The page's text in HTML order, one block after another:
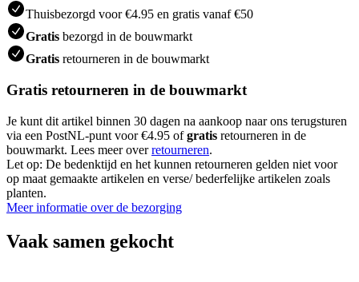
Thuisbezorgd voor €4.95 en gratis vanaf €50
Gratis bezorgd in de bouwmarkt
Gratis retourneren in de bouwmarkt
Gratis retourneren in de bouwmarkt
Je kunt dit artikel binnen 30 dagen na aankoop naar ons terugsturen
via een PostNL-punt voor €4.95 ofgratis retourneren in de
bouwmarkt. Lees meer overretourneren.
Let op: De bedenktijd en het kunnen retourneren gelden niet voor
op maat gemaakte artikelen en verse/ bederfelijke artikelen zoals
planten.
Meer informatie over de bezorging
Vaak samen gekocht